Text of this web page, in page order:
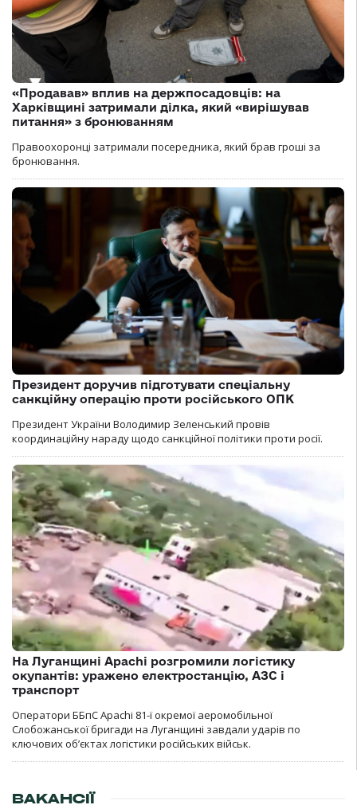
«Продавав» вплив на держпосадовців: на
Харківщині затримали ділка, який «вирішував
питання» з бронюванням
Правоохоронці затримали посередника, який брав гроші за
бронювання.
Президент доручив підготувати спеціальну
санкційну операцію проти російського ОПК
Президент України Володимир Зеленський провів
координаційну нараду щодо санкційної політики проти росії.
На Луганщині Apachi розгромили логістику
окупантів: уражено електростанцію, АЗС і
транспорт
Оператори ББпС Apachi 81-ї окремої аеромобільної
Слобожанської бригади на Луганщині завдали ударів по
ключових об’єктах логістики російських військ.
ВАКАНСІЇ